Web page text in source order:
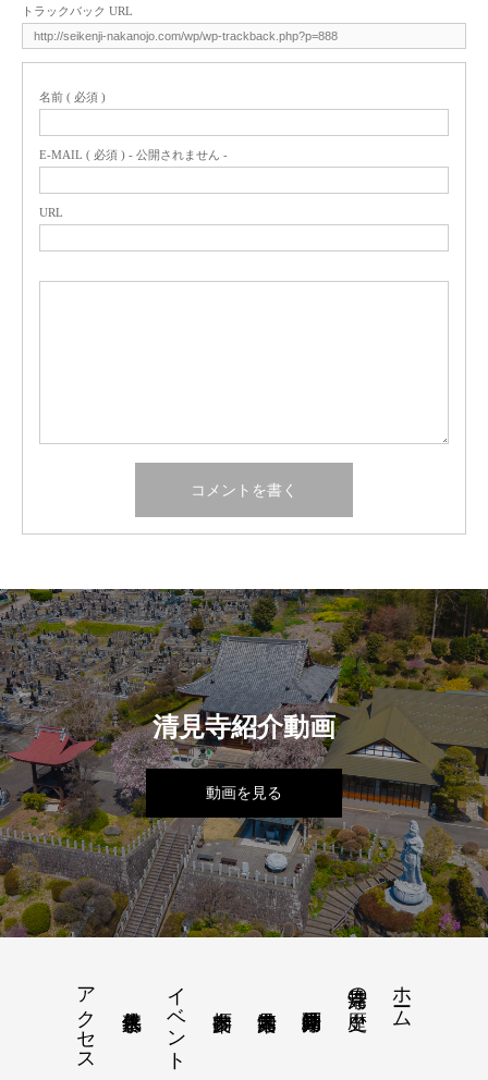
トラックバック URL
名前 ( 必須 )
E-MAIL ( 必須 ) - 公開されません -
URL
清見寺紹介動画
動画を見る
ホーム
清見寺の歴史
イベント
アクセス